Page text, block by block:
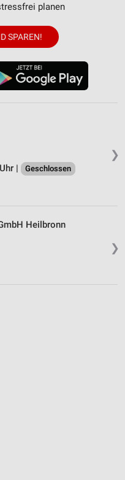
planen
SPAREN!
❯
|
Geschlossen
❯
Heilbronn